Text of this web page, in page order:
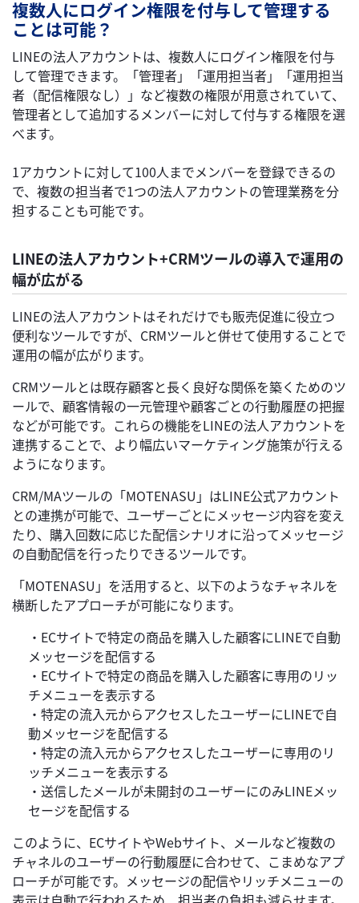
複数人にログイン権限を付与して管理する
ことは可能？
LINEの法人アカウントは、複数人にログイン権限を付与
して管理できます。「管理者」「運用担当者」「運用担当
者（配信権限なし）」など複数の権限が用意されていて、
管理者として追加するメンバーに対して付与する権限を選
べます。
1アカウントに対して100人までメンバーを登録できるの
で、複数の担当者で1つの法人アカウントの管理業務を分
担することも可能です。
LINEの法人アカウント+CRMツールの導入で運用の
幅が広がる
LINEの法人アカウントはそれだけでも販売促進に役立つ
便利なツールですが、CRMツールと併せて使用することで
運用の幅が広がります。
CRMツールとは既存顧客と長く良好な関係を築くためのツ
ールで、顧客情報の一元管理や顧客ごとの行動履歴の把握
などが可能です。これらの機能をLINEの法人アカウントを
連携することで、より幅広いマーケティング施策が行える
ようになります。
CRM/MAツールの「MOTENASU」はLINE公式アカウント
との連携が可能で、ユーザーごとにメッセージ内容を変え
たり、購入回数に応じた配信シナリオに沿ってメッセージ
の自動配信を行ったりできるツールです。
「MOTENASU」を活用すると、以下のようなチャネルを
横断したアプローチが可能になります。
・ECサイトで特定の商品を購入した顧客にLINEで自動
メッセージを配信する
・ECサイトで特定の商品を購入した顧客に専用のリッ
チメニューを表示する
・特定の流入元からアクセスしたユーザーにLINEで自
動メッセージを配信する
・特定の流入元からアクセスしたユーザーに専用のリ
ッチメニューを表示する
・送信したメールが未開封のユーザーにのみLINEメッ
セージを配信する
このように、ECサイトやWebサイト、メールなど複数の
チャネルのユーザーの行動履歴に合わせて、こまめなアプ
ローチが可能です。メッセージの配信やリッチメニューの